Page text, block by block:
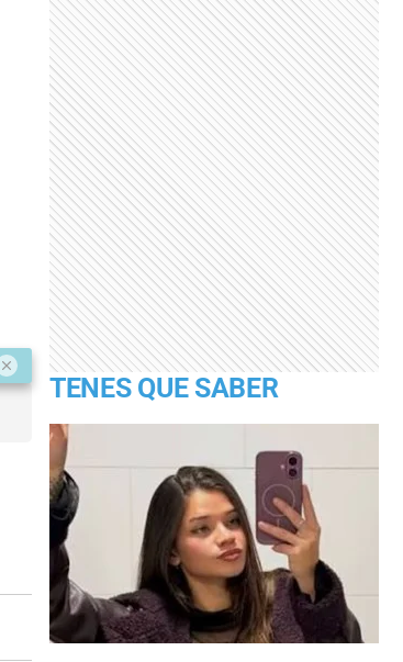
TENES QUE SABER